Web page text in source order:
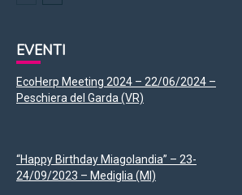
EVENTI
EcoHerp Meeting 2024 – 22/06/2024 –
Peschiera del Garda (VR)
“Happy Birthday Miagolandia” – 23-
24/09/2023 – Mediglia (MI)